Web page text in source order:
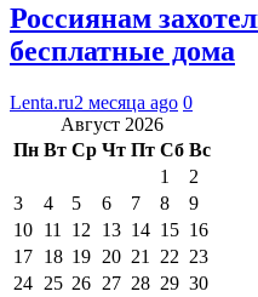
Россиянам
бесплатные дома
Lenta.ru2 месяца ago 0
Август 2026
Пн Вт Ср Чт Пт Сб Вс
1
2
3
4 5 6 7 8
9
10 11 12 13 14 15 16
17 18 19 20 21 22 23
24 25 26 27 28 29 30